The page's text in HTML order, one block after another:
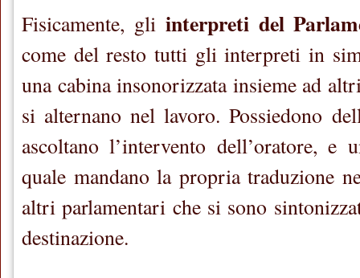
Fisicamente, gli interpreti del
come del resto tutti gli interpreti in
una cabina insonorizzata insieme ad
si alternano nel lavoro. Possiedono
ascoltano l’intervento dell’oratore,
quale mandano la propria traduzione
altri parlamentari che si sono
destinazione.